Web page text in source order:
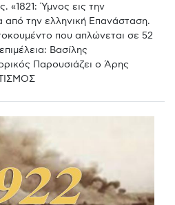
«1821: Ύμνος εις την
από την ελληνική Επανάσταση.
που απλώνεται σε 52
Βασίλης
Παρουσιάζει ο Άρης